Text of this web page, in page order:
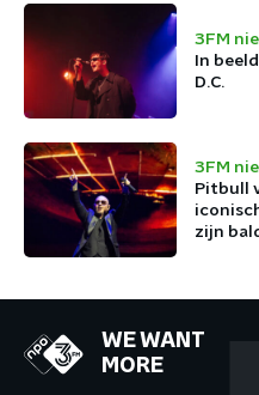
3FM
In
D.C.
3FM
Pitbull
zijn
WE WANT
MORE